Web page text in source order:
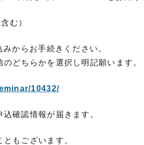
む）
からお手続きください。
どちらかを選択し明記願います。
10432/
確認情報が届きます。
もございます。